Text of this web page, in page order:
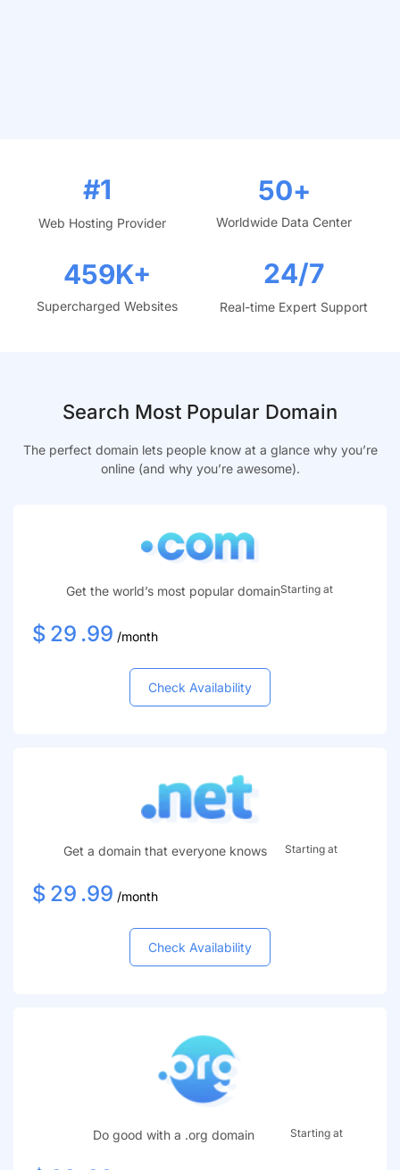
#1
Web Hosting Provider
50+
Worldwide Data Center
459K+
Supercharged Websites
24/7
Real-time Expert Support
Search Most Popular Domain
The perfect domain lets people know at a glance why you’re
online (and why you’re awesome).
Get the world’s most popular domainStarting at
$ 29 .99 /month
Check Availability
Get a domain that everyone knows Starting at
$ 29 .99 /month
Check Availability
Do good with a .org domain Starting at